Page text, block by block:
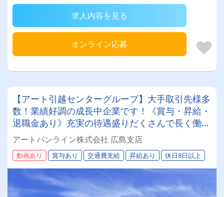
求人内容を見る
オンライン応募
【アート引越センターグループ】大手取引先様多
数！業績好調の成長中企業です！《賞与・昇給・
退職金あり》充実の待遇盛りだくさんで長く働け
ます！《2tドライバー》★未経験ＯＫ★仕事とプ
ライベートの両立が叶う環境です♪【紹介者制度
あり！】
アートバンライン株式会社 広島支店
動画あり 賞与あり 交通費支給 昇給あり 休日8日以上